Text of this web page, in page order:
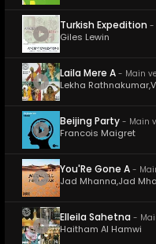
Turkish Expedition -
Giles Lewin
Laila Mere A - Main
Lekha Rathnakumar,
Beijing Party - Main
Francois Maigret
You'Re Gone A -
Jad Mhanna,Jad
Elleila Sahetna -
Haitham Al Hamwi